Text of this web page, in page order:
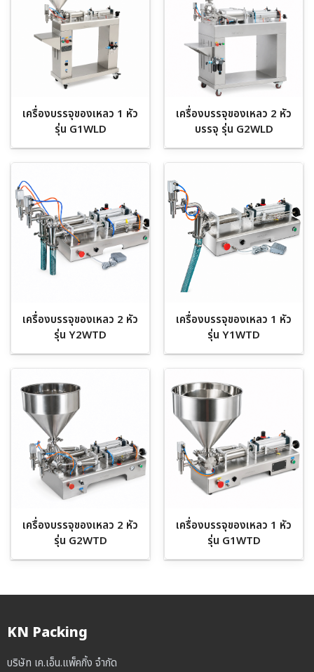
เครื่องบรรจุของเหลว 1 หัว
รุ่น G1WLD
เครื่องบรรจุของเหลว 2 หัว
บรรจุ รุ่น G2WLD
เครื่องบรรจุของเหลว 2 หัว
รุ่น Y2WTD
เครื่องบรรจุของเหลว 1 หัว
รุ่น Y1WTD
เครื่องบรรจุของเหลว 2 หัว
รุ่น G2WTD
เครื่องบรรจุของเหลว 1 หัว
รุ่น G1WTD
KN Packing
บริษัท เค.เอ็น.แพ็คกิ้ง จำกัด